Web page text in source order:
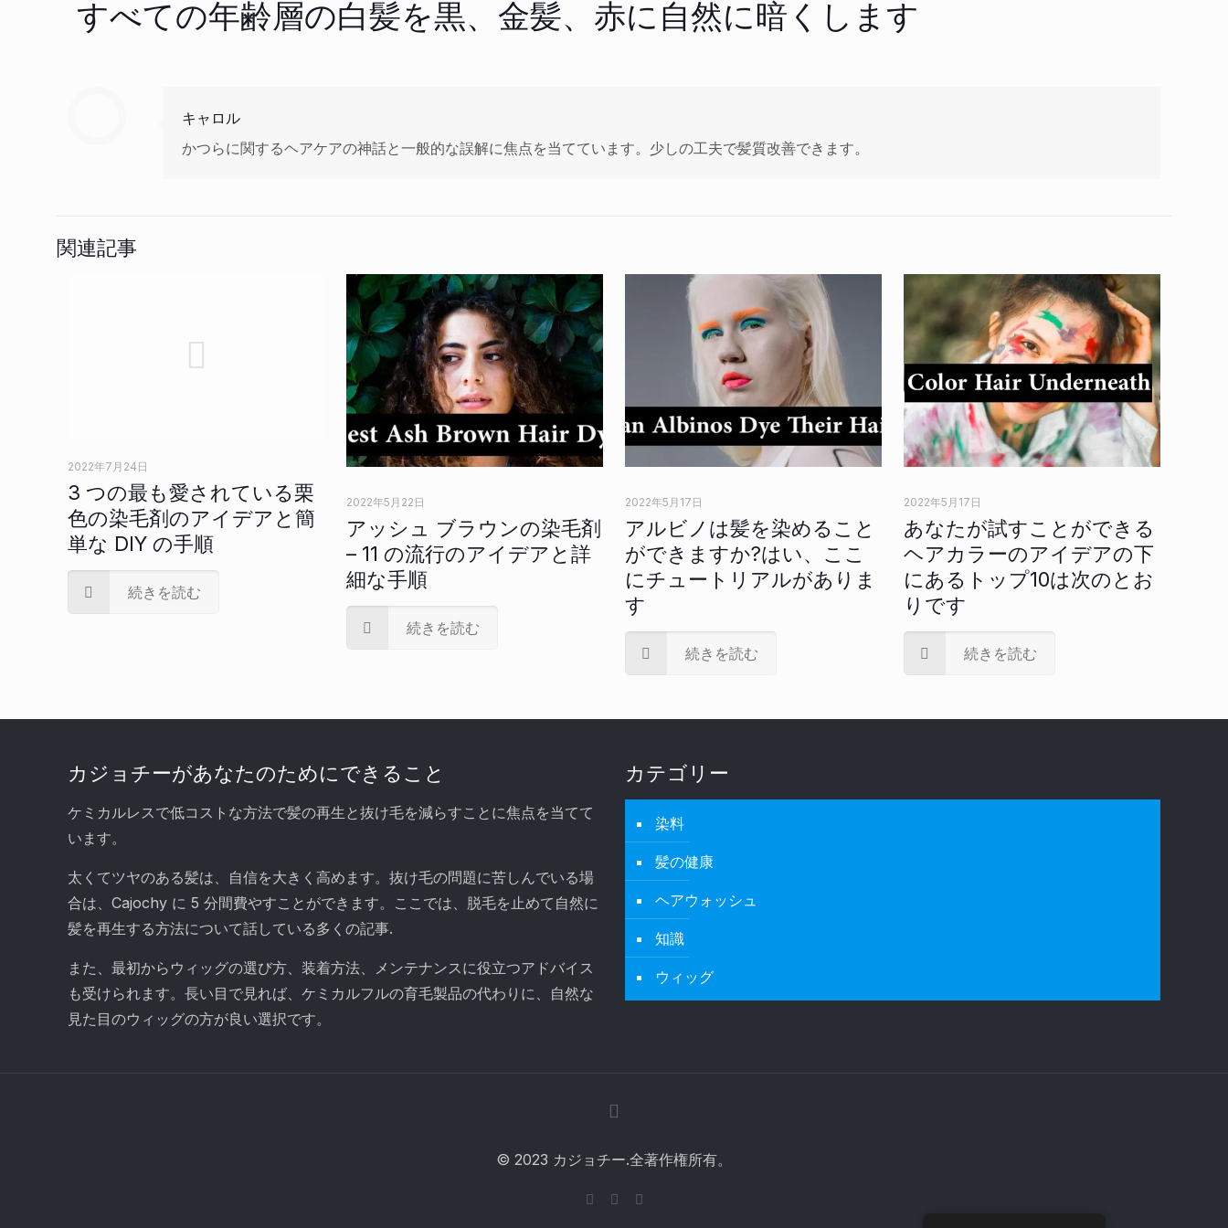
すべての年齢層の白髪を黒、金髪、赤に自然に暗くします
キャロル
かつらに関するヘアケアの神話と一般的な誤解に焦点を当てています。少しの工夫で髪質改善できます。
関連記事
2022年7月24日
3 つの最も愛されている栗
色の染毛剤のアイデアと簡
単な DIY の手順
続きを読む
2022年5月22日
アッシュ ブラウンの染毛剤
– 11 の流行のアイデアと詳
細な手順
続きを読む
2022年5月17日
アルビノは髪を染めること
ができますか?はい、ここ
にチュートリアルがありま
す
続きを読む
2022年5月17日
あなたが試すことができる
ヘアカラーのアイデアの下
にあるトップ10は次のとお
りです
続きを読む
カジョチーがあなたのためにできること
ケミカルレスで低コストな方法で髪の再生と抜け毛を減らすことに焦点を当てて
います。
太くてツヤのある髪は、自信を大きく高めます。抜け毛の問題に苦しんでいる場
合は、Cajochy に 5 分間費やすことができます。ここでは、脱毛を止めて自然に
髪を再生する方法について話している多くの記事.
また、最初からウィッグの選び方、装着方法、メンテナンスに役立つアドバイス
も受けられます。長い目で見れば、ケミカルフルの育毛製品の代わりに、自然な
見た目のウィッグの方が良い選択です。
カテゴリー
染料
髪の健康
ヘアウォッシュ
知識
ウィッグ
© 2023 カジョチー.全著作権所有。